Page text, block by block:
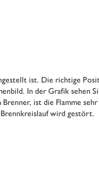
ist. Die richtige
In der Grafik sehen
ist die Flamme
wird gestört.